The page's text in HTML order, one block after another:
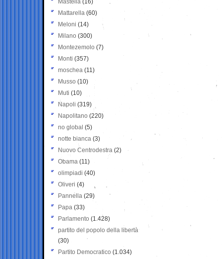
Mastella (16)
Mattarella (60)
Meloni (14)
Milano (300)
Montezemolo (7)
Monti (357)
moschea (11)
Musso (10)
Muti (10)
Napoli (319)
Napolitano (220)
no global (5)
notte bianca (3)
Nuovo Centrodestra (2)
Obama (11)
olimpiadi (40)
Oliveri (4)
Pannella (29)
Papa (33)
Parlamento (1.428)
partito del popolo della libertà
(30)
Partito Democratico (1.034)